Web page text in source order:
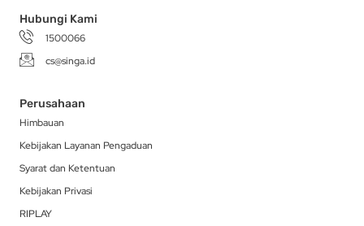
Hubungi Kami
1500066
cs@singa.id
Perusahaan
Himbauan
Kebijakan Layanan Pengaduan
Syarat dan Ketentuan
Kebijakan Privasi
RIPLAY